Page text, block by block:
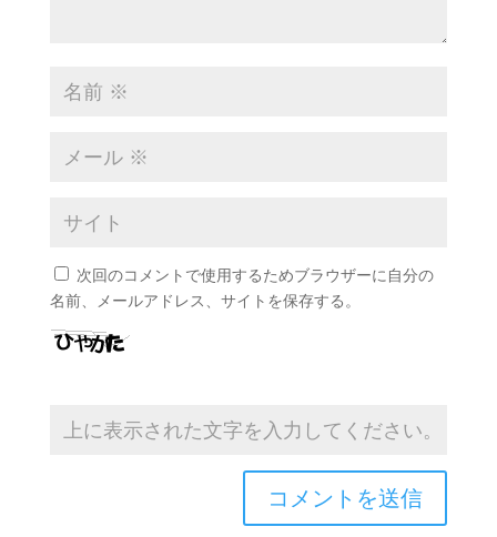
次回のコメントで使用するためブラウザーに自分の
名前、メールアドレス、サイトを保存する。